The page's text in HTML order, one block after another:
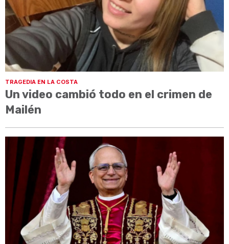
TRAGEDIA EN LA COSTA
Un video cambió todo en el crimen de
Mailén